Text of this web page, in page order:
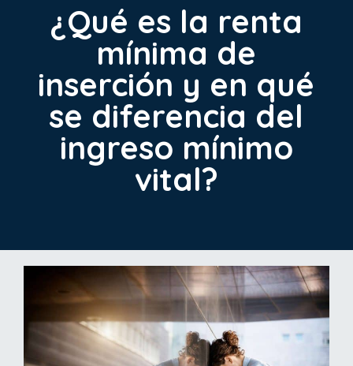
¿Qué es la renta
mínima de
inserción y en qué
se diferencia del
ingreso mínimo
vital?